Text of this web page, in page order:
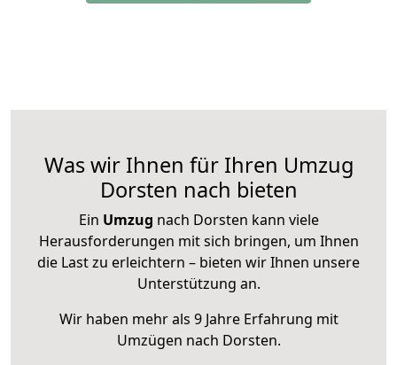
Was wir Ihnen für Ihren Umzug
Dorsten nach bieten
Ein Umzug nach Dorsten kann viele
Herausforderungen mit sich bringen, um Ihnen
die Last zu erleichtern – bieten wir Ihnen unsere
Unterstützung an.
Wir haben mehr als 9 Jahre Erfahrung mit
Umzügen nach Dorsten.